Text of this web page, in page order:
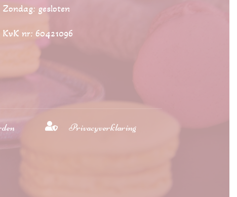
Zondag: gesloten
KvK nr: 60421096
 Privacyverklaring